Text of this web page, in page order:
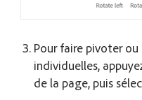
Pour faire pivoter
individuelles,
de la page, puis